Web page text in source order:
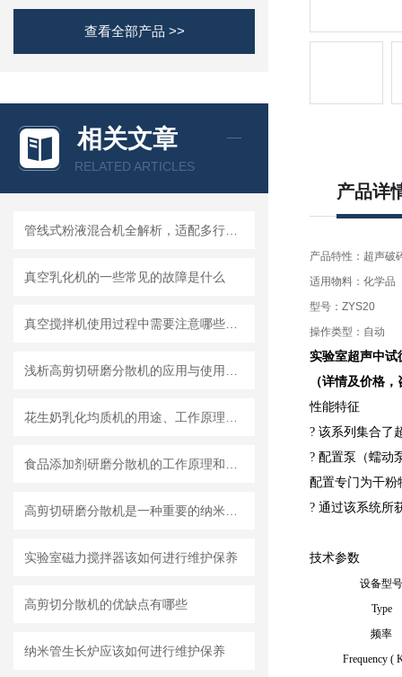
查看全部产品 >>
相关文章
RELATED ARTICLES
真空乳化机的一些常见的故障是什么
实验室磁力搅拌器该如何进行维护保养
高剪切分散机的优缺点有哪些
纳米管生长炉应该如何进行维护保养
产品详
产品特性：超声破
适用物料：化学品
型号：ZYS20
操作类型：自动
实验室超声中试
（详情及价格
性能特征
? 该系列集合了
? 配置泵（蠕动
配置专门为干粉
? 通过该系统所
技术参数
设备型号
Type
频率
Frequency (